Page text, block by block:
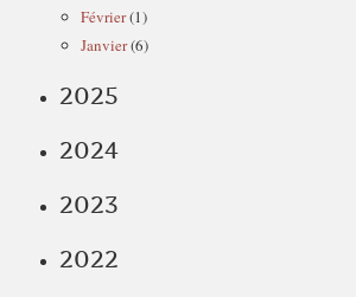
Février(1)
Janvier(6)
2025
2024
2023
2022